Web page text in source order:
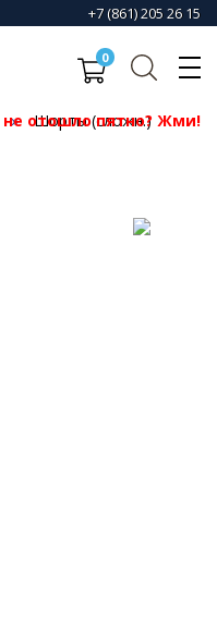
+7 (861) 205 26 15
0
не отошло пятно? Жми!
Шорты (сложн.)